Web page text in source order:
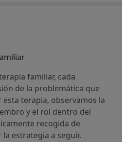
familiar, cada
de la problemática que
esta terapia, observamos la
y el rol dentro del
recogida de
estrategia a seguir.